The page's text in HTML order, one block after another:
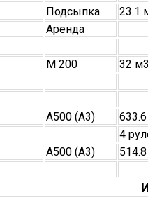
Подсыпка
23.1
Аренда
М 200
32
А500 (А3)
4
А500 (А3)